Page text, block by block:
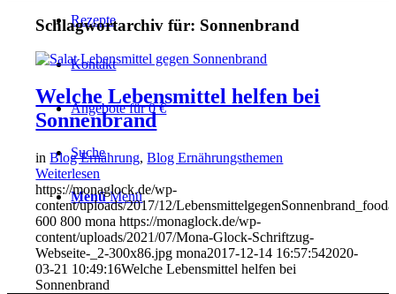
Rezepte
Kontakt
Angebote für 0 €
Suche
Menü Menü
Schlagwortarchiv für: Sonnenbrand
Welche Lebensmittel helfen bei
Sonnenbrand
inBlog Ernährung,Blog Ernährungsthemen
Weiterlesen
https://monaglock.de/wp-
content/uploads/2017/12/
600 800 mona https://monaglock.de/wp-
content/uploads/2021/07/Mona-Glock-Schriftzug-
Webseite-_2-300x86.jpg mona2017-12-14 16:57:542020-
03-21 10:49:16Welche Lebensmittel helfen bei
Sonnenbrand